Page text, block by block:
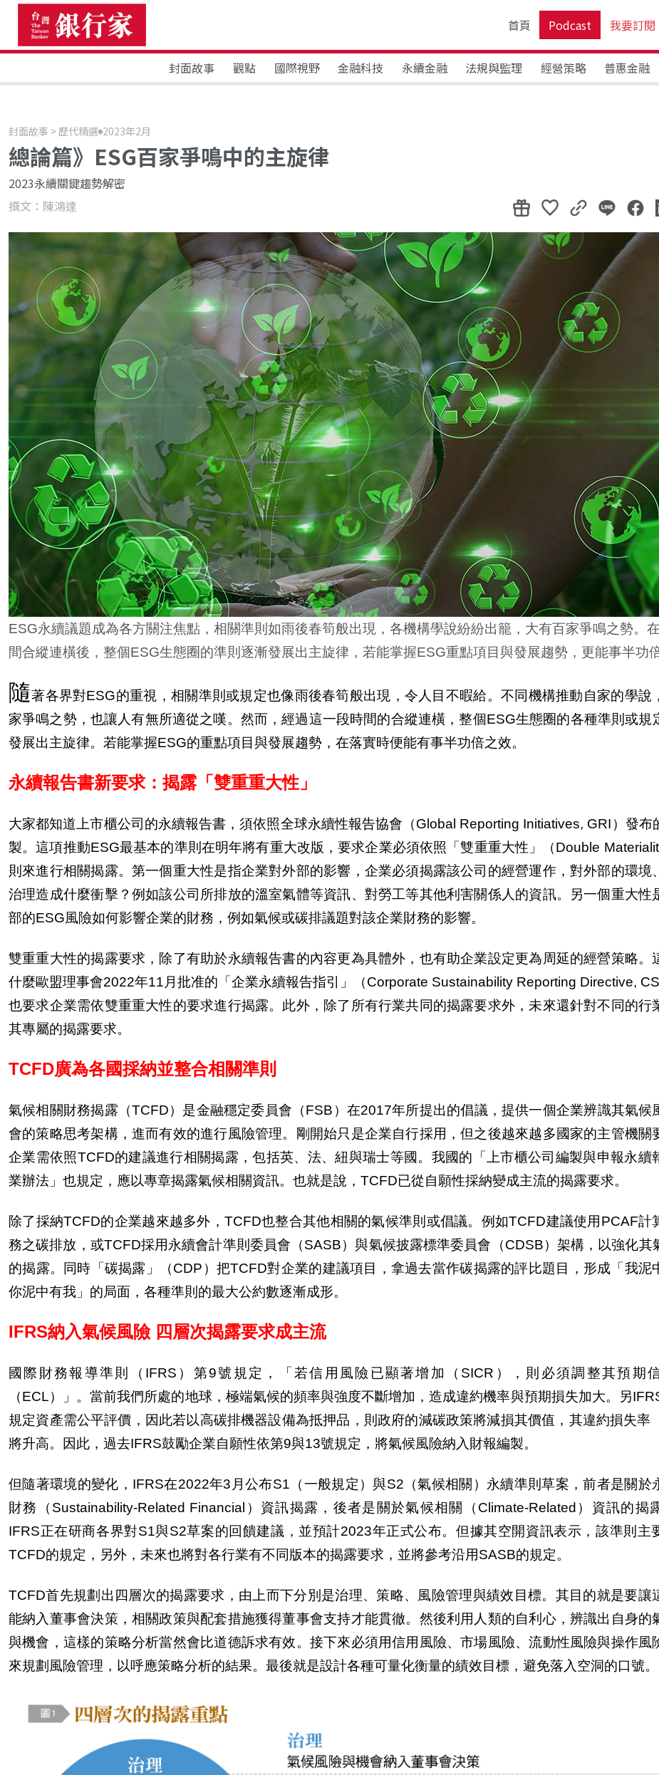
首頁 Podcast 我要訂閱
封面故事 觀點 國際視野 金融科技 永續金融 法規與監理 經營策略 普惠金融
封面故事 > 歷代精選 2023年2月
總論篇》ESG百家爭鳴中的主旋律
2023永續關鍵趨勢解密
撰文：陳鴻達
ESG永續議題成為各方關注焦點，相關準則如雨後春筍般出現，各機構學說紛紛出籠，大有百家爭鳴之勢。
間合縱連橫後，整個ESG生態圈的準則逐漸發展出主旋律，若能掌握ESG重點項目與發展趨勢，更能事半功倍
隨著各界對ESG的重視，相關準則或規定也像雨後春筍般出現，令人目不暇給。不同機構推動自家的學說
家爭鳴之勢，也讓人有無所適從之嘆。然而，經過這一段時間的合縱連橫，整個ESG生態圈的各種準則或規
發展出主旋律。若能掌握ESG的重點項目與發展趨勢，在落實時便能有事半功倍之效。
永續報告書新要求：揭露「雙重重大性」
大家都知道上市櫃公司的永續報告書，須依照全球永續性報告協會（Global Reporting Initiatives, GRI ）發布
製。這項推動ESG最基本的準則在明年將有重大改版，要求企業必須依照「雙重重大性」（Double
則來進行相關揭露。 第一個重大性是指企業對外部的影響 ，企業必須揭露該公司的經營運作，對外部的環境
治理造成什麼衝擊？例如該公司所排放的溫室氣體等資訊、對勞工等其他利害關係人的資訊。 另一個重大性
部的ESG風險如何影響企業的財務 ，例如氣候或碳排議題對該企業財務的影響。
雙重重大性的揭露要求，除了有助於永續報告書的內容更為具體外，也有助企業設定更為周延的經營策略。
什麼歐盟理事會2022年11 月批准的「企業永續報告指引」（Corporate Sustainability Reporting Directive,
也要求企業需依雙重重大性的要求進行揭露。此外，除了所有行業共同的揭露要求外，未來還針對不同的行
其專屬的揭露要求。
TCFD廣為各國採納並整合相關準則
氣候相關財務揭露（TCFD）是金融穩定委員會（FSB ）在2017年所提出的倡議，提供一個企業辨識其氣候
會的策略思考架構，進而有效的進行風險管理。剛開始只是企業自行採用，但之後越來越多國家的主管機關
企業需依照TCFD的建議進行相關揭露，包括英、法、紐與瑞士等國。我國的「上市櫃公司編製與申報永續
業辦法」也規定，應以專章揭露氣候相關資訊。也就是說， TCFD已從自願性採納變成主流的揭露要求。
除了採納TCFD的企業越來越多外， TCFD也整合其他相關的氣候準則或倡議。例如TCFD建議使用 PCAF計
務之碳排放，或TCFD採用永續會計準則委員會（SASB）與氣候披露標準委員會（CDSB）架構，以強化其
的揭露。同時「碳揭露」（CDP ）把TCFD對企業的建議項目，拿過去當作碳揭露的評比題目，形成「我泥
你泥中有我」的局面，各種準則的最大公約數逐漸成形。
IFRS納入氣候風險 四層次揭露要求成主流
國際財務報導準則（ IFRS ）第9號規定，「若信用風險已顯著增加（ SICR ），則必須調整其預期
（ECL）」。當前我們所處的地球，極端氣候的頻率與強度不斷增加，造成違約機率與預期損失加大。另
規定資產需公平評價，因此若以高碳排機器設備為抵押品，則政府的減碳政策將減損其價值，其違約損失率
將升高。因此，過去IFRS鼓勵企業自願性依第9與13號規定，將氣候風險納入財報編製。
但隨著環境的變化， IFRS在2022年3 月公布S1 （一般規定）與S2 （氣候相關）永續準則草案，前者是關於
財務（ Sustainability-Related Financial ）資訊揭露，後者是關於氣候相關（ Climate-Related ）資訊的揭
IFRS正在研商各界對S1與S2草案的回饋建議，並預計2023年正式公布。但據其空開資訊表示，該準則主
TCFD的規定，另外，未來也將對各行業有不同版本的揭露要求，並將參考沿用SASB的規定。
TCFD首先規劃出四層次的揭露要求，由上而下分別是治理、策略、風險管理與績效目標。其目的就是要讓
能納入董事會決策，相關政策與配套措施獲得董事會支持才能貫徹。然後利用人類的自利心，辨識出自身的
與機會，這樣的策略分析當然會比道德訴求有效。接下來必須用信用風險、市場風險、流動性風險與操作風
來規劃風險管理，以呼應策略分析的結果。最後就是設計各種可量化衡量的績效目標，避免落入空洞的口號。